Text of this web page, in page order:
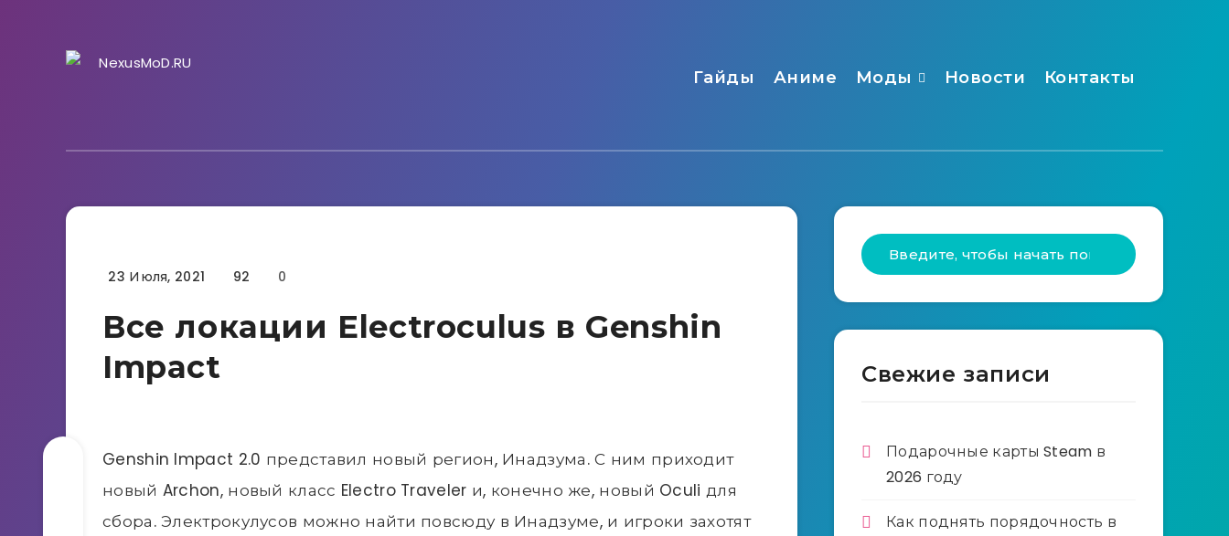
Гайды Аниме Моды Новости Контакты
Гайды
23 Июля, 2021 92 0
Все локации Electroculus в Genshin
Impact
Genshin Impact 2.0 представил новый регион, Инадзума. С ним приходит
новый Archon, новый класс Electro Traveler и, конечно же, новый Oculi для
сбора. Электрокулусов можно найти повсюду в Инадзуме, и игроки захотят
Свежие записи
Подарочные карты Steam в
2026 году
Как поднять порядочность в